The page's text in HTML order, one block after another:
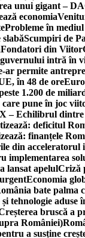
unui gigant –
economia
Probleme în
slabăScumpiri de
Fondatori din Viitor
intră în
ar permite
în 48 de ore
1.200 de
pune în joc
– Echilibrul dintre
deficitul
finanțele
din acceleratorul
implementarea
lansat apelulCriză
Economia
bate palma
tehnologie aduse
bruscă a
României)
a susține